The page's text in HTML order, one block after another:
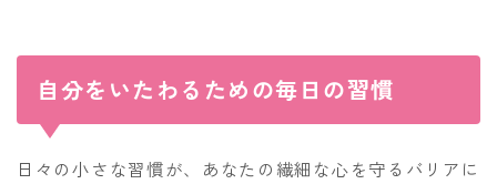
自分をいたわるための毎日の習慣
日々の小さな習慣が、あなたの繊細な心を守るバリアに